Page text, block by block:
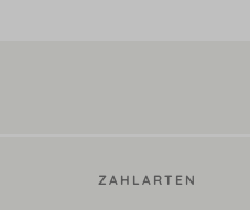
ZAHLARTEN